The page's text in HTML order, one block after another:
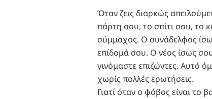
Όταν ζεις διαρκώς
πάρτη σου, το σπίτι σου, το
σύμμαχος. Ο συνάδελφος
επίδομά σου. Ο νέος ίσως
γινόμαστε επιζώντες. Αυτό
χωρίς πολλές ερωτήσεις.
Γιατί όταν ο φόβος είναι το